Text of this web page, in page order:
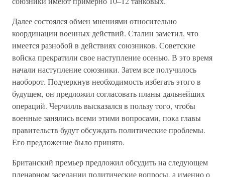
Далее состоялся обмен мнениями относительно
координации военных действий. Сталин заметил, что
имеется разнобой в действиях союзников. Советские
войска прекратили свое наступление осенью. В это время
начали наступление союзники. Затем все получилось
наоборот. Подчеркнув необходимость избегать этого в
будущем, он предложил согласовать планы дальнейших
операций. Черчилль высказался в пользу того, чтобы
военные занялись всеми этими вопросами, пока главы
правительств будут обсуждать политические проблемы.
Его предложение было принято.
Британский премьер предложил обсудить на следующем
пленарном заседании политические вопросы, а именно о